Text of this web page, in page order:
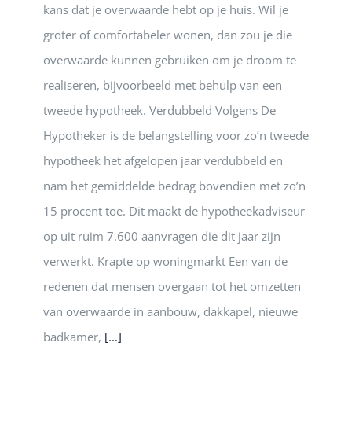
kans dat je overwaarde hebt op je huis. Wil je
groter of comfortabeler wonen, dan zou je die
overwaarde kunnen gebruiken om je droom te
realiseren, bijvoorbeeld met behulp van een
tweede hypotheek. Verdubbeld Volgens De
Hypotheker is de belangstelling voor zo’n tweede
hypotheek het afgelopen jaar verdubbeld en
nam het gemiddelde bedrag bovendien met zo’n
15 procent toe. Dit maakt de hypotheekadviseur
op uit ruim 7.600 aanvragen die dit jaar zijn
verwerkt. Krapte op woningmarkt Een van de
redenen dat mensen overgaan tot het omzetten
van overwaarde in aanbouw, dakkapel, nieuwe
badkamer, [...]